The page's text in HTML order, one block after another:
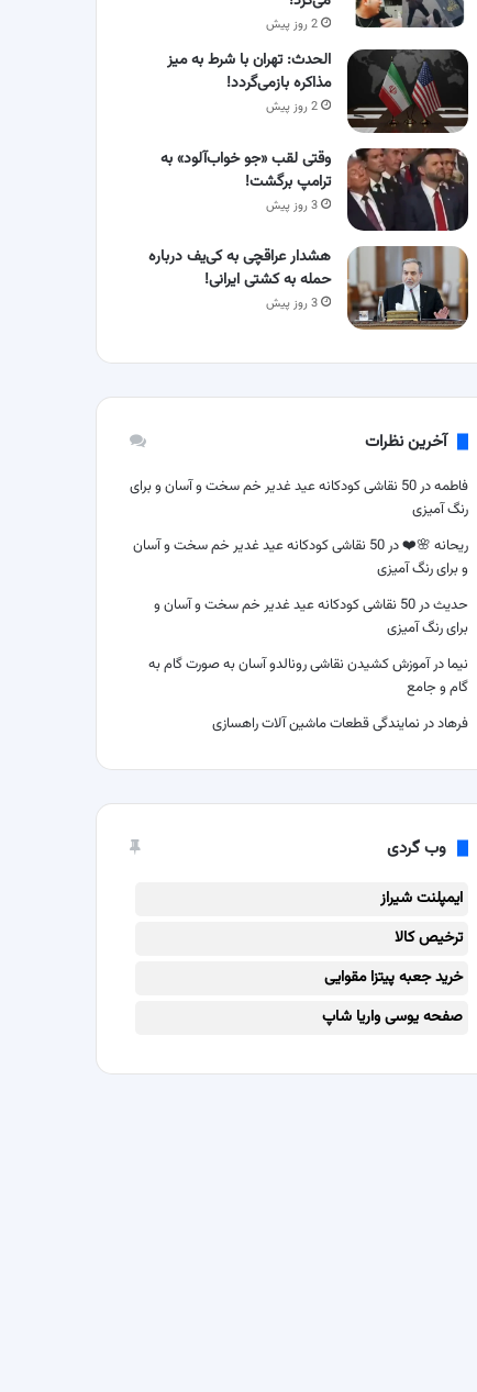
2 روز پیش
الحدث: تهران با شرط به میز
مذاکره بازمی‌گردد!
2 روز پیش
وقتی لقب «جو خواب‌آلود» به
ترامپ برگشت!
3 روز پیش
هشدار عراقچی به کی‌یف درباره
حمله به کشتی ایرانی!
3 روز پیش
آخرین نظرات
فاطمهدر
50 نقاشی کودکانه عید غدیر خم سخت و آسان و برای
رنگ آمیزی
ریحانه 🌸❤️در
50 نقاشی کودکانه عید غدیر خم سخت و آسان
و برای رنگ آمیزی
حدیثدر
50 نقاشی کودکانه عید غدیر خم سخت و آسان و
برای رنگ آمیزی
نیما درآموزش کشیدن نقاشی رونالدو آسان به صورت گام به
گام و جامع
فرهاددر نمایندگی قطعات ماشین آلات راهسازی
وب گردی
ایمپلنت شیراز
ترخیص کالا
خرید جعبه پیتزا مقوایی
صفحه یوسی واریا شاپ